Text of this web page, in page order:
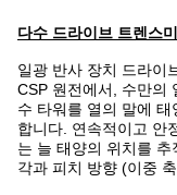
다수 드라이브 트렌스
일광 반사 장치 드라이
CSP 원전에서, 수만의
수 타워를 열의 말에
합니다. 연속적이고 안
는 늘 태양의 위치를
각과 피치 방향 (이중